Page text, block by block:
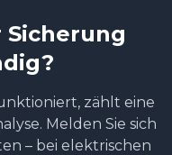
zählt eine
Melden Sie sich
– bei elektrischen